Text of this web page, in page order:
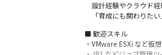
設計経験やクラウド経
「育成にも関わりたい
■ 歓迎スキル
・VMware ESXi など仮